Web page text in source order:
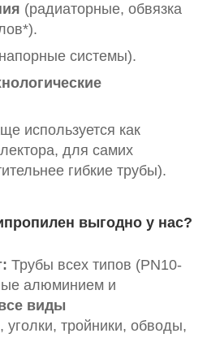
(радиаторные, обвязка
системы).
используется как
для самих
гибкие трубы).
выгодно у нас?
Трубы всех типов (PN10-
алюминием и
виды
тройники, обводы,